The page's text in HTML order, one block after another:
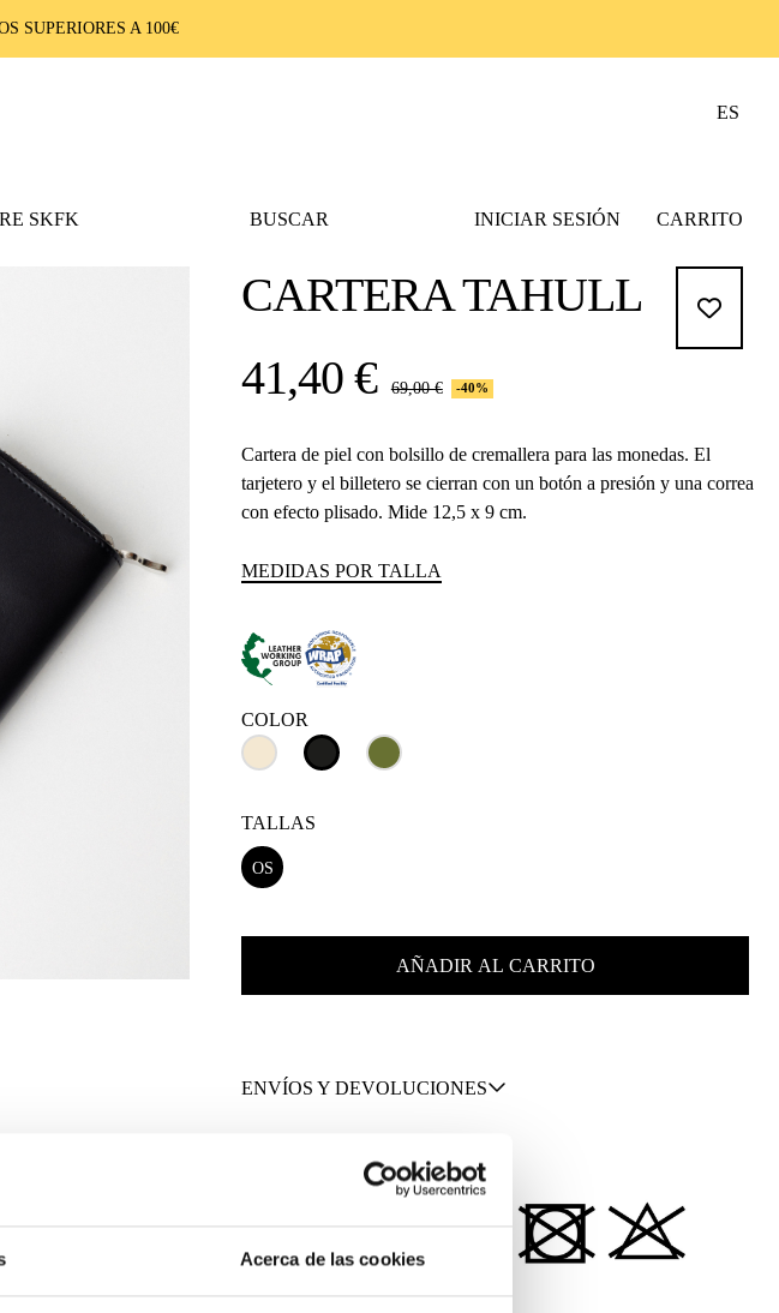
Acerca de las cookies
SUPERIORES A 100€
ES
SKFK BUSCAR INICIAR SESIÓN CARRITO
CARTERA TAHULL
41,40 €
69,00 € -40%
Cartera de piel con bolsillo de cremallera para las monedas. El
tarjetero y el billetero se cierran con un botón a presión y una correa
con efecto plisado. Mide 12,5 x 9 cm.
MEDIDAS POR TALLA
COLOR
TALLAS
OS
AÑADIR AL CARRITO
ENVÍOS Y DEVOLUCIONES